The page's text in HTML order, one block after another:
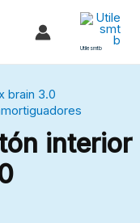
Utilesmtb
interior